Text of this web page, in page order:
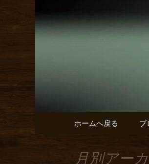
東区
トゥ
コンテンツへ移動
ホームへ戻る ブ
月別アー